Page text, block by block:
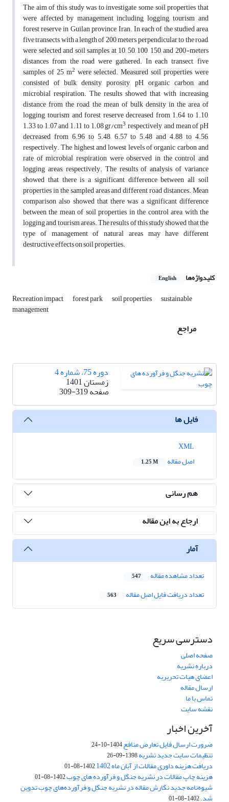
The aim of this study was to investigate some soil properties that
were affected by management including logging, tourism and
forest reserve in Guilan province, Iran. In each of the studied area,
five transects with a length of 200 meters, perpendicular to the road,
were selected and soil samples at 10, 50, 100, 150, and 200-meters
distances from the road were gathered. In each transect, five
samples of 25 m2 were selected. Measured soil properties were
consisted of bulk density, porosity, pH, organic carbon, and
microbial respiration. The results showed that with increasing
distance from the road, the mean of bulk density in the area of
logging, tourism and forest reserve decreased from 1.64 to 1.10,
1.33 to 1.07 and 1.11 to 1.08 gr/cm3, respectively, and mean of pH
decreased from 6.96 to 5.48, 6.57 to 5.48 and 4.88 to 4.56,
respectively. The highest and lowest levels of organic carbon and
rate of microbial respiration were observed in the control and
logging areas, respectively. The results of analysis of variance
showed that there is a significant difference between all soil
properties in the sampled areas and different road distances. Mean
comparison also showed that there was a significant difference
between the mean of soil properties in the control area with the
logging and tourism areas. The results of this study showed that the
type of management of natural areas may have different
destructive effects on soil properties.
کلیدواژه‌ها English
Recreation impact forest park soil properties sustainable
management
مراجع
دوره 75، شماره 4
زمستان 1401
صفحه309-319
فایل ها
اصل مقاله
1.25 M
هم رسانی
ارجاع به این مقاله
آمار
تعداد مشاهده مقاله 547
تعداد دریافت فایل اصل مقاله 563
دسترسی سریع
صفحه اصلی
درباره نشریه
اعضای هیات تحریریه
ارسال مقاله
تماس با ما
نقشه سایت
آخرین اخبار
ضرورت ارسال فایل تعارض منافع1404-10-24
تنظیمات سایت جدید نشریه1398-09-26
دریافت هزینه داوری مقالات از آبان ماه 1402 1402-08-01
هزینه چاپ مقالات در نشریه جنگل و فرآورده های چوب1402-08-01
شیوه‌نامه جدید نگارش مقاله در نشریه جنگل و فرآورده‌های چوب تدوین
شد.1402-08-01